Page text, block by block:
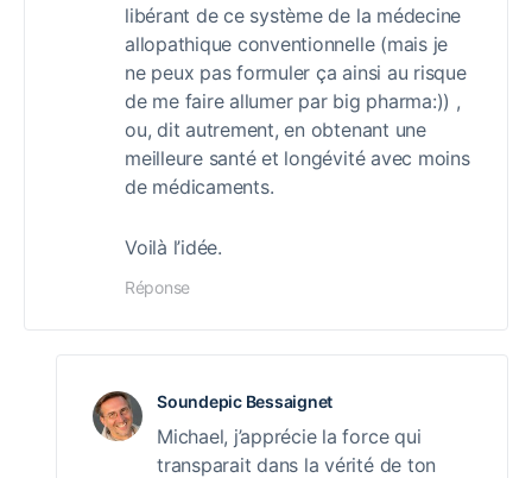
libérant de ce système de la médecine
allopathique conventionnelle (mais je
ne peux pas formuler ça ainsi au risque
de me faire allumer par big pharma:)) ,
ou, dit autrement, en obtenant une
meilleure santé et longévité avec moins
de médicaments.
Voilà l’idée.
Réponse
Soundepic Bessaignet
Michael, j’apprécie la force qui
transparait dans la vérité de ton